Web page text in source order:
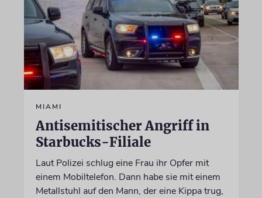
MIAMI
Antisemitischer Angriff in
Starbucks-Filiale
Laut Polizei schlug eine Frau ihr Opfer mit
einem Mobiltelefon. Dann habe sie mit einem
Metallstuhl auf den Mann, der eine Kippa trug,